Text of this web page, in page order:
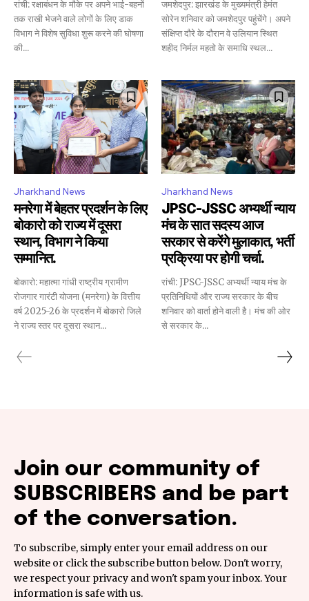
रांची: रक्षाबंधन के मौके पर अपने भाई-बहनों
तक राखी भेजने वाले लोगों के लिए डाक
विभाग ने विशेष सुविधा शुरू करने की घोषणा
की...
जमशेदपुर: झारखंड के मुख्यमंत्री हेमंत
सोरेन शनिवार को जमशेदपुर पहुंचेंगे। अपने
संक्षिप्त दौरे के दौरान वे उलियान स्थित
शहीद निर्मल महतो के समाधि स्थल...
Jharkhand News
मनरेगा में बेहतर प्रदर्शन के लिए
बोकारो को राज्य में दूसरा
स्थान, विभाग ने किया
सम्मानित.
बोकारो: महात्मा गांधी राष्ट्रीय ग्रामीण
रोजगार गारंटी योजना (मनरेगा) के वित्तीय
वर्ष 2025-26 के प्रदर्शन में बोकारो जिले
ने राज्य स्तर पर दूसरा स्थान...
Jharkhand News
JPSC-JSSC अभ्यर्थी न्याय
मंच के सात सदस्य आज
सरकार से करेंगे मुलाकात, भर्ती
प्रक्रिया पर होगी चर्चा.
रांची: JPSC-JSSC अभ्यर्थी न्याय मंच के
प्रतिनिधियों और राज्य सरकार के बीच
शनिवार को वार्ता होने वाली है। मंच की ओर
से सरकार के...
Join our community of
SUBSCRIBERS and be part
of the conversation.
To subscribe, simply enter your email address on our
website or click the subscribe button below. Don't worry,
we respect your privacy and won't spam your inbox. Your
information is safe with us.